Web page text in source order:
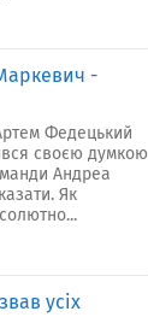
-
Федецький
своєю думкою
Андреа
Як
усіх